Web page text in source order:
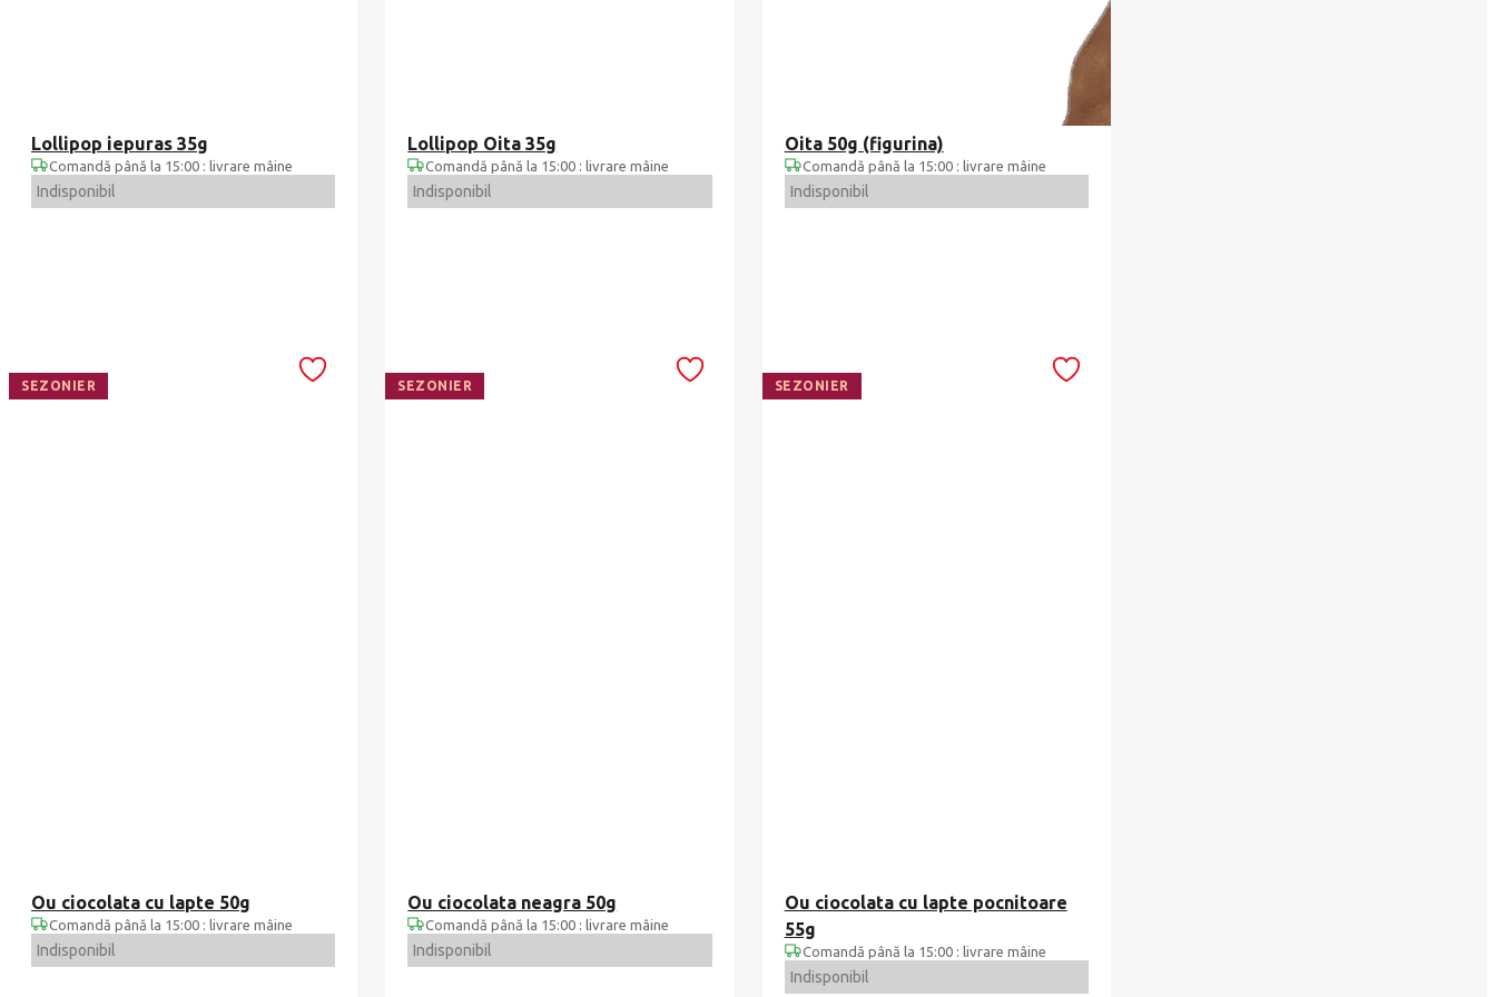
Lollipop iepuras 35g
Comandă până la 15:00 : livrare mâine
Indisponibil
Lollipop Oita 35g
Comandă până la 15:00 : livrare mâine
Indisponibil
Oita 50g (figurina)
Comandă până la 15:00 : livrare mâine
Indisponibil
SEZONIER
Ou ciocolata cu lapte 50g
Comandă până la 15:00 : livrare mâine
Indisponibil
SEZONIER
Ou ciocolata neagra 50g
Comandă până la 15:00 : livrare mâine
Indisponibil
SEZONIER
Ou ciocolata cu lapte pocnitoare
55g
Comandă până la 15:00 : livrare mâine
Indisponibil